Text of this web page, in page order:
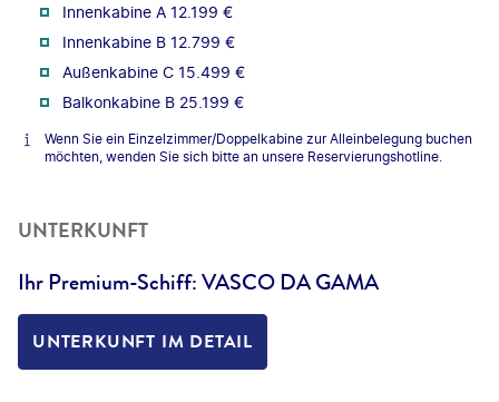
Innenkabine A 12.199 €
Innenkabine B 12.799 €
Außenkabine C 15.499 €
Balkonkabine B 25.199 €
Wenn Sie ein Einzelzimmer/Doppelkabine zur Alleinbelegung buchen
möchten, wenden Sie sich bitte an unsere Reservierungshotline.
UNTERKUNFT
Ihr Premium-Schiff: VASCO DA GAMA
UNTERKUNFT IM DETAIL